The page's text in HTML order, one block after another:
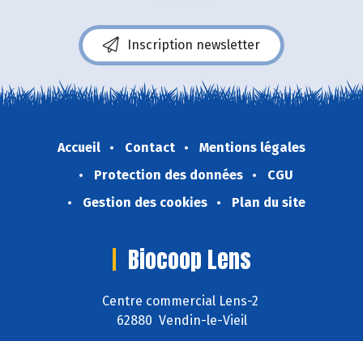
Inscription newsletter
Accueil Contact
Mentions légales
Protection des données
CGU
Gestion des cookies
Plan du site
Biocoop Lens
Centre commercial Lens-2
62880 Vendin-le-Vieil